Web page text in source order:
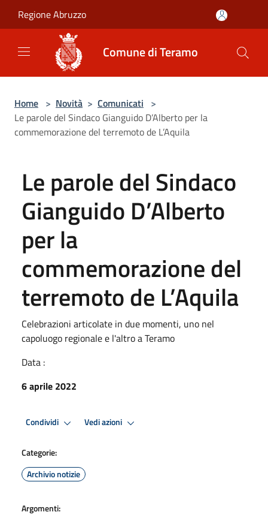
Regione Abruzzo
Comune di Teramo
Home > Novità > Comunicati >
Le parole del Sindaco Gianguido D’Alberto per la
commemorazione del terremoto de L’Aquila
Le parole del Sindaco
Gianguido D’Alberto
per la
commemorazione del
terremoto de L’Aquila
Celebrazioni articolate in due momenti, uno nel
capoluogo regionale e l'altro a Teramo
Data :
6 aprile 2022
Condividi Vedi azioni
Categorie:
Archivio notizie
Argomenti: